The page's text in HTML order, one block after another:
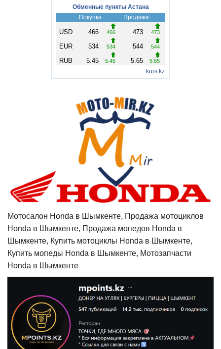
Мотосалон Honda в Шымкенте, Продажа мотоциклов
Honda в Шымкенте, Продажа мопедов Honda в
Шымкенте, Купить мотоциклы Honda в Шымкенте,
Купить мопеды Honda в Шымкенте, Мотозапчасти
Honda в Шымкенте